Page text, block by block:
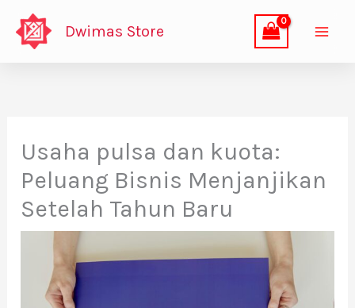
Lewati
Dwimas Store
Usaha pulsa dan kuota:
Peluang Bisnis Menjanjikan
Setelah Tahun Baru